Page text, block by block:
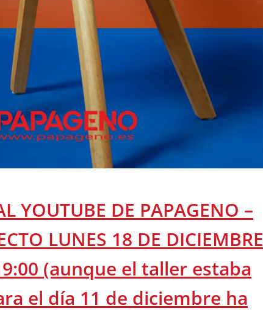
YOUTUBE DE PAPAGENO –
LUNES 18 DE DICIEMBRE
(aunque el taller estaba
el día 11 de diciembre ha